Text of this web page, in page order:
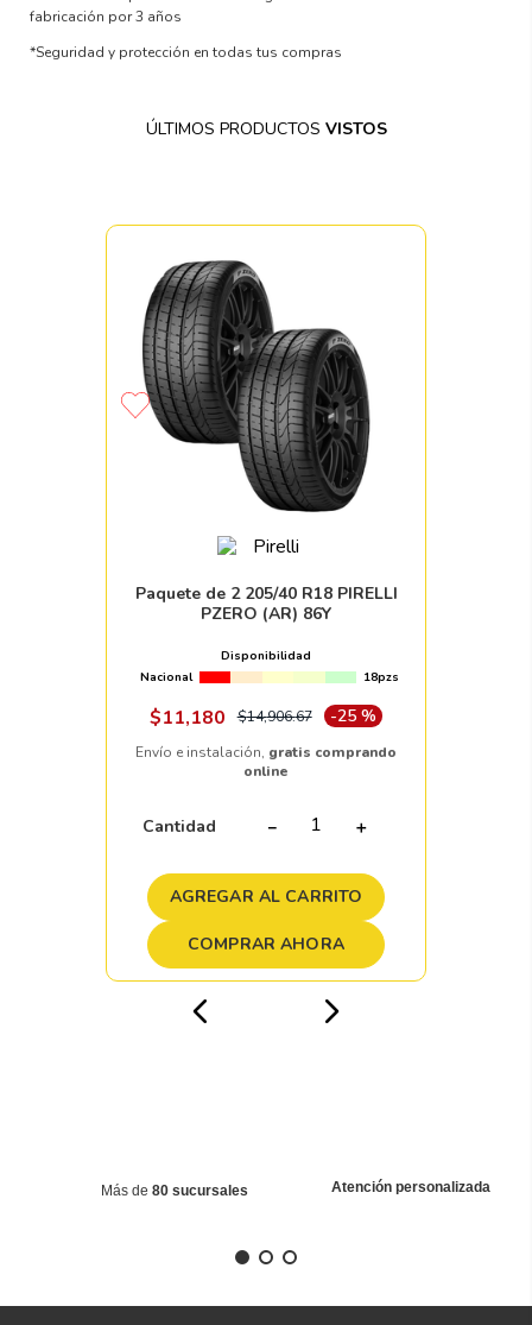
fabricación por 3 años
*Seguridad y protección en todas tus compras
ÚLTIMOS PRODUCTOS VISTOS
Paquete de 2 205/40 R18 PIRELLI
PZERO (AR) 86Y
Disponibilidad
Nacional
18pzs
$11,180 $14,906.67 -25 %
Envío e instalación, gratis comprando
online
Cantidad ＋
－
AGREGAR AL CARRITO
COMPRAR AHORA
Más de 80 sucursales Atención personalizada